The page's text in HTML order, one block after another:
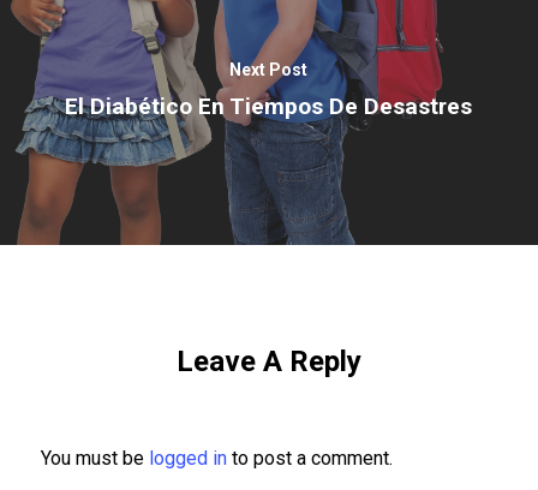
Next Post
El Diabético En Tiempos De Desastres
Leave A Reply
You must be logged into post a comment.